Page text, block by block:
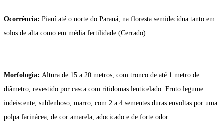
Ocorrência: Piauí até o norte do Paraná, na floresta semidecídua tanto em
solos de alta como em média fertilidade (Cerrado).
Morfologia: Altura de 15 a 20 metros, com tronco de até 1 metro de
diâmetro, revestido por casca com ritidomas lenticelado. Fruto legume
indeiscente, sublenhoso, marro, com 2 a 4 sementes duras envoltas por uma
polpa farinácea, de cor amarela, adocicado e de forte odor.